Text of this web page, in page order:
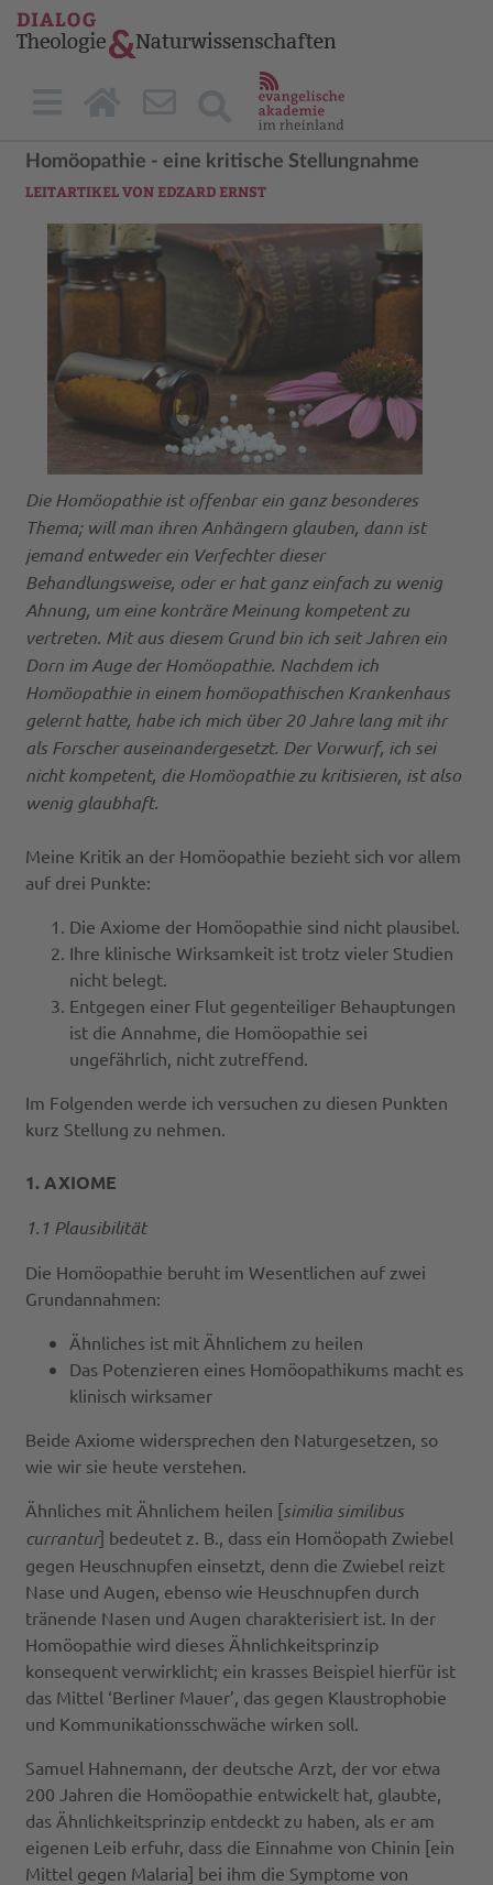
Homöopathie - eine kritische Stellungnahme
LEITARTIKEL VON EDZARD ERNST
Die Homöopathie ist offenbar ein ganz besonderes
Thema; will man ihren Anhängern glauben, dann ist
jemand entweder ein Verfechter dieser
Behandlungsweise, oder er hat ganz einfach zu wenig
Ahnung, um eine konträre Meinung kompetent zu
vertreten. Mit aus diesem Grund bin ich seit Jahren ein
Dorn im Auge der Homöopathie. Nachdem ich
Homöopathie in einem homöopathischen Krankenhaus
gelernt hatte, habe ich mich über 20 Jahre lang mit ihr
als Forscher auseinandergesetzt. Der Vorwurf, ich sei
nicht kompetent, die Homöopathie zu kritisieren, ist also
wenig glaubhaft.
Meine Kritik an der Homöopathie bezieht sich vor allem
auf drei Punkte:
Die Axiome der Homöopathie sind nicht plausibel.
Ihre klinische Wirksamkeit ist trotz vieler Studien
nicht belegt.
Entgegen einer Flut gegenteiliger Behauptungen
ist die Annahme, die Homöopathie sei
ungefährlich, nicht zutreffend.
Im Folgenden werde ich versuchen zu diesen Punkten
kurz Stellung zu nehmen.
1. AXIOME
1.1 Plausibilität
Die Homöopathie beruht im Wesentlichen auf zwei
Grundannahmen:
Ähnliches ist mit Ähnlichem zu heilen
Das Potenzieren eines Homöopathikums macht es
klinisch wirksamer
Beide Axiome widersprechen den Naturgesetzen, so
wie wir sie heute verstehen.
Ähnliches mit Ähnlichem heilen [similia similibus
currantur] bedeutet z. B., dass ein Homöopath Zwiebel
gegen Heuschnupfen einsetzt, denn die Zwiebel reizt
Nase und Augen, ebenso wie Heuschnupfen durch
tränende Nasen und Augen charakterisiert ist. In der
Homöopathie wird dieses Ähnlichkeitsprinzip
konsequent verwirklicht; ein krasses Beispiel hierfür ist
das Mittel ‘Berliner Mauer’, das gegen Klaustrophobie
und Kommunikationsschwäche wirken soll.
Samuel Hahnemann, der deutsche Arzt, der vor etwa
200 Jahren die Homöopathie entwickelt hat, glaubte,
das Ähnlichkeitsprinzip entdeckt zu haben, als er am
eigenen Leib erfuhr, dass die Einnahme von Chinin [ein
Mittel gegen Malaria] bei ihm die Symptome von